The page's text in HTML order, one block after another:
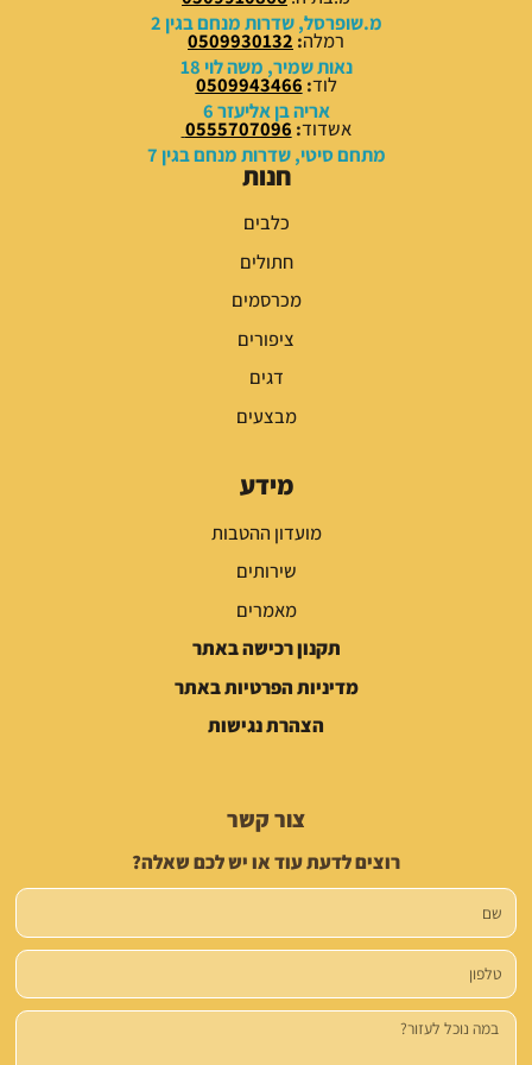
0
₪
.
0
₪
.
מ.שופרסל, שדרות מנחם בגין 2
רמלה:
0509930132
נאות שמיר, משה לוי 18
לוד:
0509943466
אריה בן אליעזר 6
אשדוד:
0555707096
מתחם סיטי, שדרות מנחם בגין 7
חנות
כלבים
חתולים
מכרסמים
ציפורים
דגים
מבצעים
מידע
מועדון ההטבות
שירותים
מאמרים
תקנון רכישה באתר
מדיניות הפרטיות באתר
הצהרת נגישות
צור קשר
רוצים לדעת עוד או יש לכם שאלה?
שם
טלפון
הודעה